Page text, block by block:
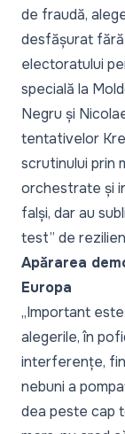
de fraudă,
desfășurat
electoratului
specială la
Negru și
tentativelor
scrutinului prin
orchestrate și
falși, dar au
test” de
Apărarea
Europa
„Important
alegerile, în
interferențe,
nebuni a
dea peste cap